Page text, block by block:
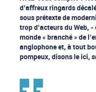
d’affreux ringards
sous prétexte de
trop d’acteurs du Web,
monde « branché » de
anglophone et, à tout
pompeux, disons le ici,